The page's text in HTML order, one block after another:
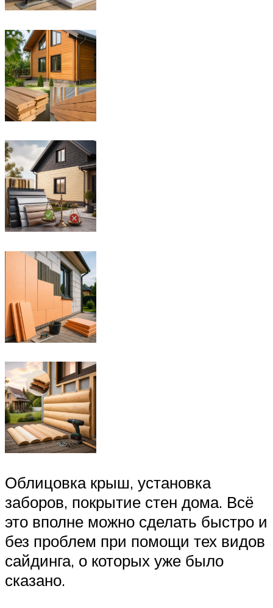
Облицовка крыш, установка
заборов, покрытие стен дома. Всё
это вполне можно сделать быстро и
без проблем при помощи тех видов
сайдинга, о которых уже было
сказано.